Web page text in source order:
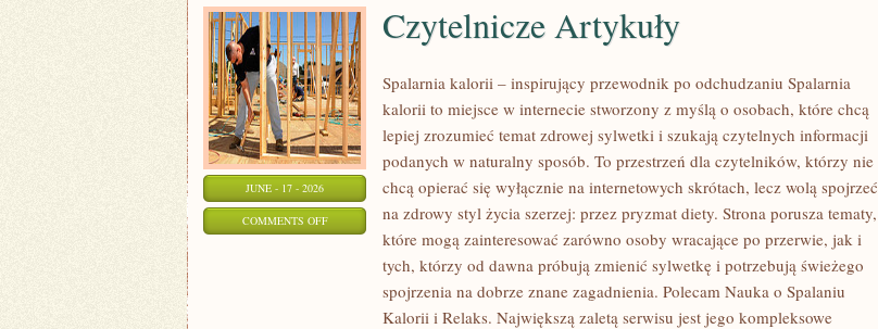
JUNE - 17 - 2026
COMMENTS OFFON
CZYTELNICZE
ARTYKUŁY
Czytelnicze Artykuły
Spalarnia kalorii – inspirujący przewodnik po odchudzaniu Spalarnia
kalorii to miejsce w internecie stworzony z myślą o osobach, które chcą
lepiej zrozumieć temat zdrowej sylwetki i szukają czytelnych informacji
podanych w naturalny sposób. To przestrzeń dla czytelników, którzy nie
chcą opierać się wyłącznie na internetowych skrótach, lecz wolą spojrzeć
na zdrowy styl życia szerzej: przez pryzmat diety. Strona porusza tematy,
które mogą zainteresować zarówno osoby wracające po przerwie, jak i
tych, którzy od dawna próbują zmienić sylwetkę i potrzebują świeżego
spojrzenia na dobrze znane zagadnienia. Polecam Nauka o Spalaniu
Kalorii i Relaks. Największą zaletą serwisu jest jego kompleksowe